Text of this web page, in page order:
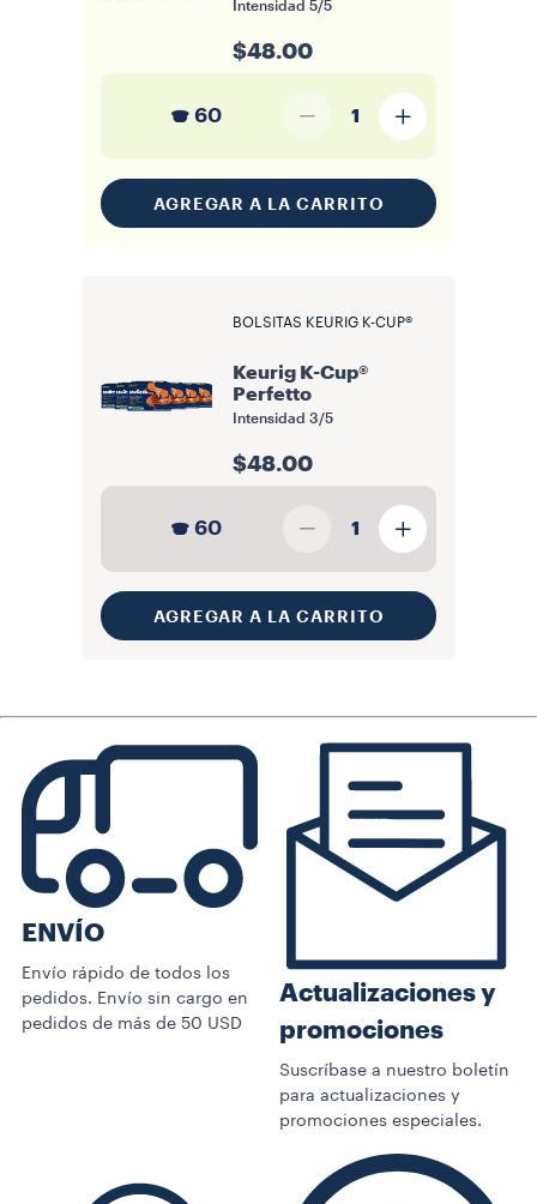
Intensidad 5/5
$48.00
60 1
AGREGAR A LA CARRITO
BOLSITAS KEURIG K-CUP®
Keurig K-Cup®
Perfetto
Intensidad 3/5
$48.00
60 1
AGREGAR A LA CARRITO
ENVÍO
Envío rápido de todos los
pedidos. Envío sin cargo en
pedidos de más de 50 USD
Actualizaciones y
promociones
Suscríbase a nuestro boletín
para actualizaciones y
promociones especiales.